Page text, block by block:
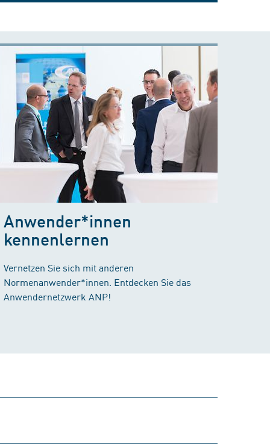
Anwender*innen
kennenlernen
Vernetzen Sie sich mit anderen
Normenanwender*innen. Entdecken Sie das
Anwendernetzwerk ANP!